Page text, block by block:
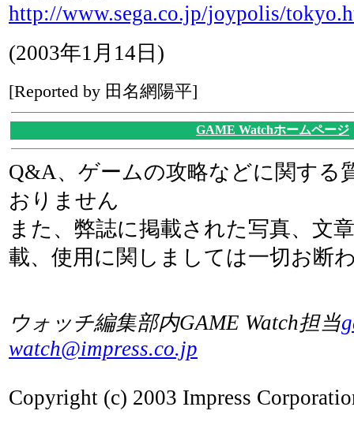
http://www.sega.co.jp/joypolis/
(2003年1月14日)
[Reported by 田名網陽平]
GAME Watchホームページ
Q&A、ゲームの攻略などに関する
おりません
また、弊誌に掲載された写真、文
載、使用に関しましては一切お断
ウォッチ編集部内GAME Watch担当
watch@impress.co.jp
Copyright (c) 2003 Impress